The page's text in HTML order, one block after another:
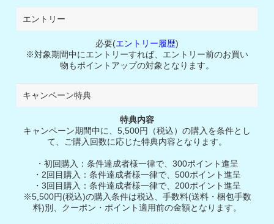
エントリー
必要(エントリー履歴)
※対象期間中にエントリーすれば、エントリー前のお買い
物もポイントアップの対象となります。
キャンペーン特典
特典内容
キャンペーン期間中に、5,500円（税込）の購入を条件とし
て、ご購入回数に応じた特典内容となります。
・初回購入：条件達成者様一律で、300ポイント進呈
・2回目購入：条件達成者様一律で、500ポイント進呈
・3回目購入：条件達成者様一律で、200ポイント進呈
※5,500円(税込)の購入条件は税込、手数料(送料・梱包手数
料)別、クーポン・ポイント適用前の金額となります。